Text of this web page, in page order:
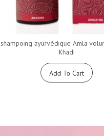
shampoing ayurvédique Amla
Khadi
Add To Cart